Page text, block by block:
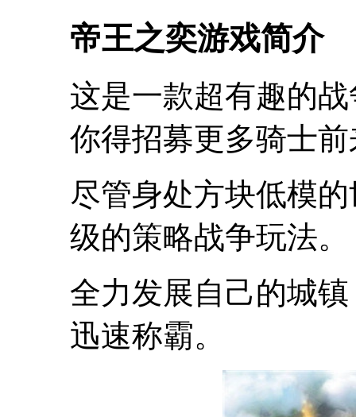
帝王之奕游戏简介
这是一款超有趣的
你得招募更多骑士
尽管身处方块低模
级的策略战争玩法。
全力发展自己的城
迅速称霸。